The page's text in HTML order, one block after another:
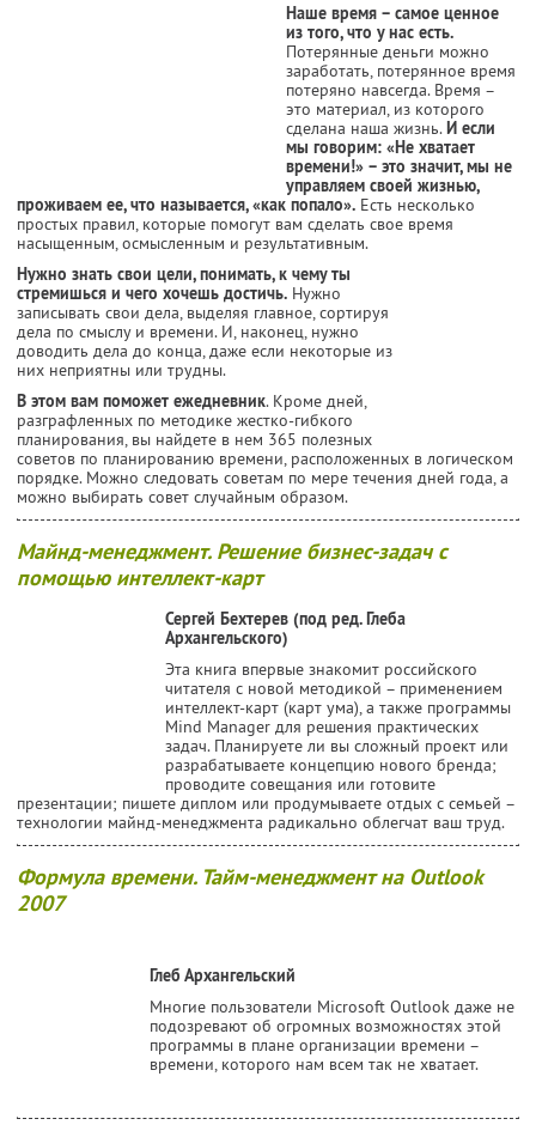
Наше время – самое ценное
из того, что у нас есть.
Потерянные деньги можно
заработать, потерянное время
потеряно навсегда. Время –
это материал, из которого
сделана наша жизнь.И если
мы говорим: «Не хватает
времени!» – это значит, мы не
управляем своей жизнью,
проживаем ее, что называется, «как попало». Есть несколько
простых правил, которые помогут вам сделать свое время
насыщенным, осмысленным и результативным.
Нужно знать свои цели, понимать, к чему ты
стремишься и чего хочешь достичь. Нужно
записывать свои дела, выделяя главное, сортируя
дела по смыслу и времени. И, наконец, нужно
доводить дела до конца, даже если некоторые из
них неприятны или трудны.
В этом вам поможет ежедневник. Кроме дней,
разграфленных по методике жестко-гибкого
планирования, вы найдете в нем 365 полезных
советов по планированию времени, расположенных в логическом
порядке. Можно следовать советам по мере течения дней года, а
можно выбирать совет случайным образом.
Майнд-менеджмент. Решение бизнес-задач с
помощью интеллект-карт
Сергей Бехтерев (под ред. Глеба
Архангельского)
Эта книга впервые знакомит российского
читателя с новой методикой – применением
интеллект-карт (карт ума), а также программы
Mind Manager для решения практических
задач. Планируете ли вы сложный проект или
разрабатываете концепцию нового бренда;
проводите совещания или готовите
презентации; пишете диплом или продумываете отдых с семьей –
технологии майнд-менеджмента радикально облегчат ваш труд.
Формула времени. Тайм-менеджмент на Outlook
2007
Глеб Архангельский
Многие пользователи Microsoft Outlook даже не
подозревают об огромных возможностях этой
программы в плане организации времени –
времени, которого нам всем так не хватает.